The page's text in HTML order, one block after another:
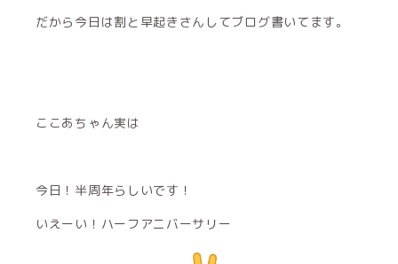
だから今日は割と早起きさんしてブログ書いてます。
ここあちゃん実は
今日！半周年らしいです！
いえーい！ハーフアニバーサリー